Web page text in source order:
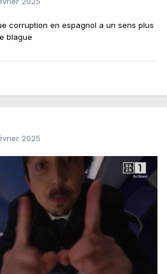
corruption en espagnol a un sens plus
blague
2025